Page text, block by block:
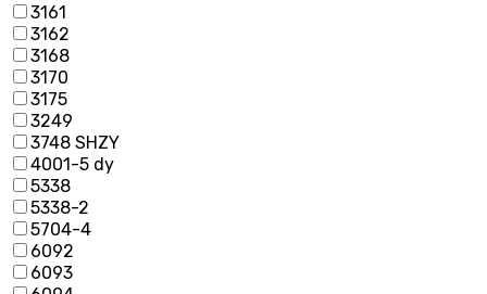
3161
3162
3168
3170
3175
3249
3748 SHZY
4001-5 dy
5338
5338-2
5704-4
6092
6093